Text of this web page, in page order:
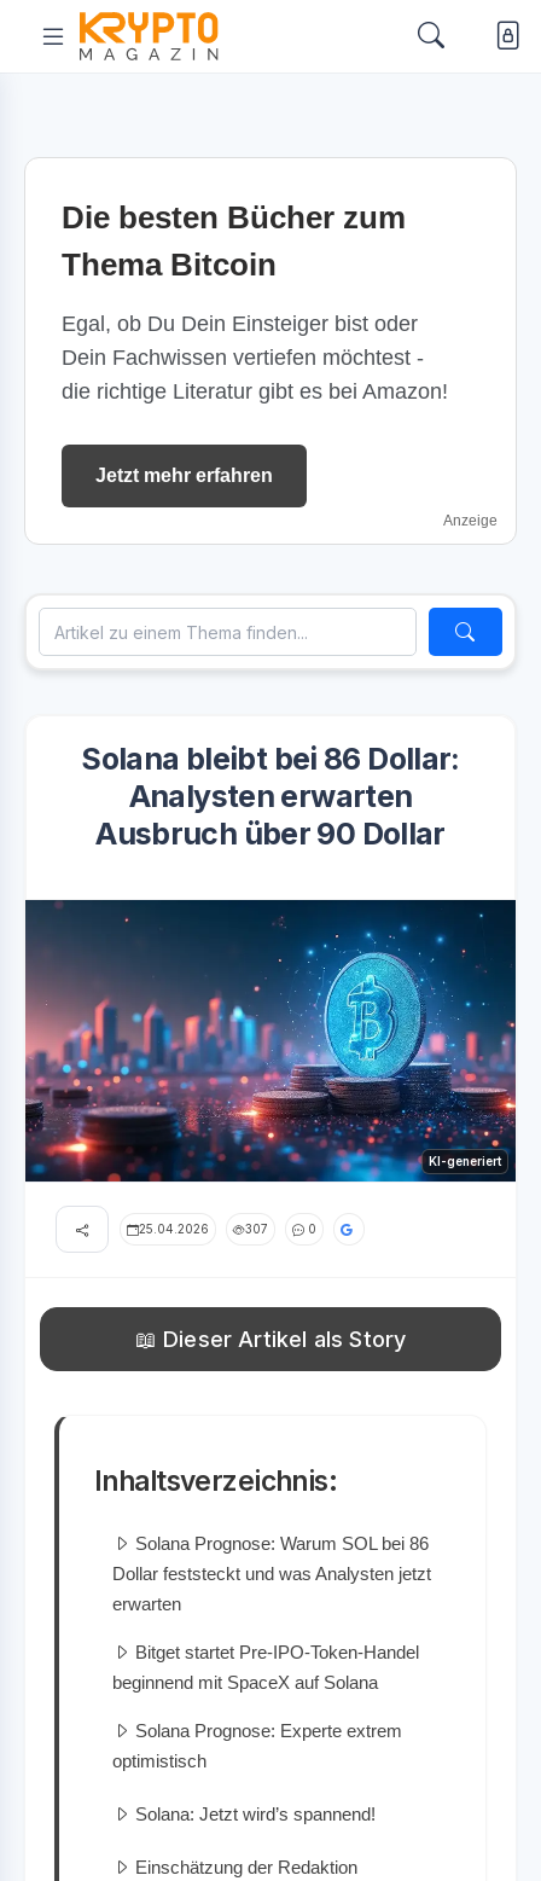
Die besten Bücher zum
Thema Bitcoin
Egal, ob Du Dein Einsteiger bist oder
Dein Fachwissen vertiefen möchtest -
die richtige Literatur gibt es bei Amazon!
Jetzt mehr erfahren
Anzeige
Solana bleibt bei 86 Dollar:
Analysten erwarten
Ausbruch über 90 Dollar
KI-generiert
25.04.2026 307 0
📖 Dieser Artikel als Story
Inhaltsverzeichnis:
Solana Prognose: Warum SOL bei 86
Dollar feststeckt und was Analysten jetzt
erwarten
Bitget startet Pre-IPO-Token-Handel
beginnend mit SpaceX auf Solana
Solana Prognose: Experte extrem
optimistisch
Solana: Jetzt wird’s spannend!
Einschätzung der Redaktion